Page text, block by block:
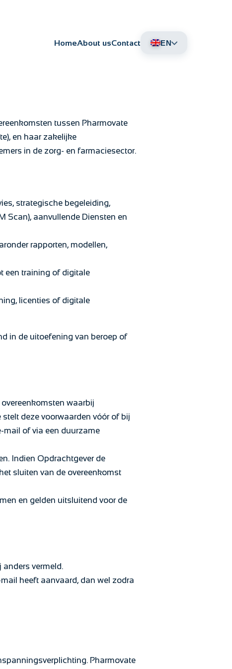
HomeAbout usContact EN
tussen Pharmovate
en haar zakelijke
in de zorg- en farmaciesector.
strategische begeleiding,
Scan), aanvullende Diensten en
rapporten, modellen,
een training of digitale
licenties of digitale
in de uitoefening van beroep of
waarbij
deze voorwaarden vóór of bij
mail of via een duurzame
Indien Opdrachtgever de
sluiten van de overeenkomst
en gelden uitsluitend voor de
vermeld.
heeft aanvaard, dan wel zodra
Pharmovate